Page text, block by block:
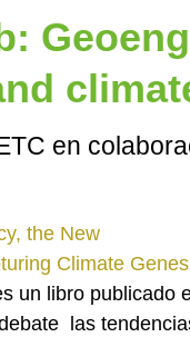
en
the New
Climate
un libro publicado
las